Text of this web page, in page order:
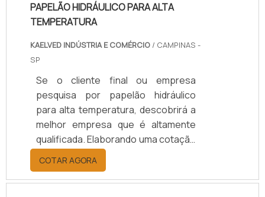
PAPELÃO HIDRÁULICO PARA ALTA
TEMPERATURA
KAELVED INDÚSTRIA E COMÉRCIO / CAMPINAS -
SP
Se o cliente final ou empresa
pesquisa por papelão hidráulico
para alta temperatura, descobrirá a
melhor empresa que é altamente
qualificada. Elaborando uma cotação
por meio da plataforma e
descobrindo a melhor referência do
mercado.MAIS INFORMAÇÕES
COTAR AGORA